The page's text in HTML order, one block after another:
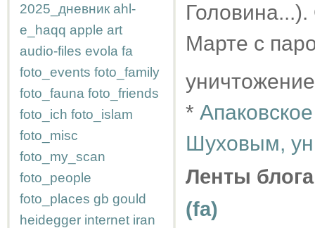
2025_дневник ahl-
e_haqq apple art
audio-files evola fa
foto_events foto_family
foto_fauna foto_friends
foto_ich foto_islam
foto_misc
foto_my_scan
foto_people
foto_places gb gould
heidegger internet iran
Марте с
*
Шуховым,
Ленты
(fa)